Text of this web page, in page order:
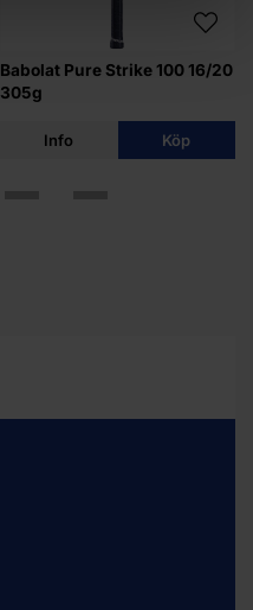
Babolat Pure Strike 100 16/20
305g
Info Köp